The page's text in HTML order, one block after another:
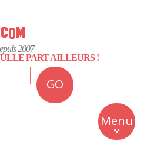
2007
PART AILLEURS !
GO
Menu
Insolite
Business